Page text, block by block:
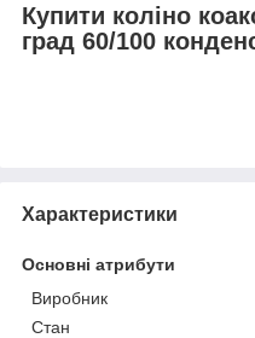
Купити коліно
град 60/100
Характеристики
Основні атрибути
Виробник
Стан